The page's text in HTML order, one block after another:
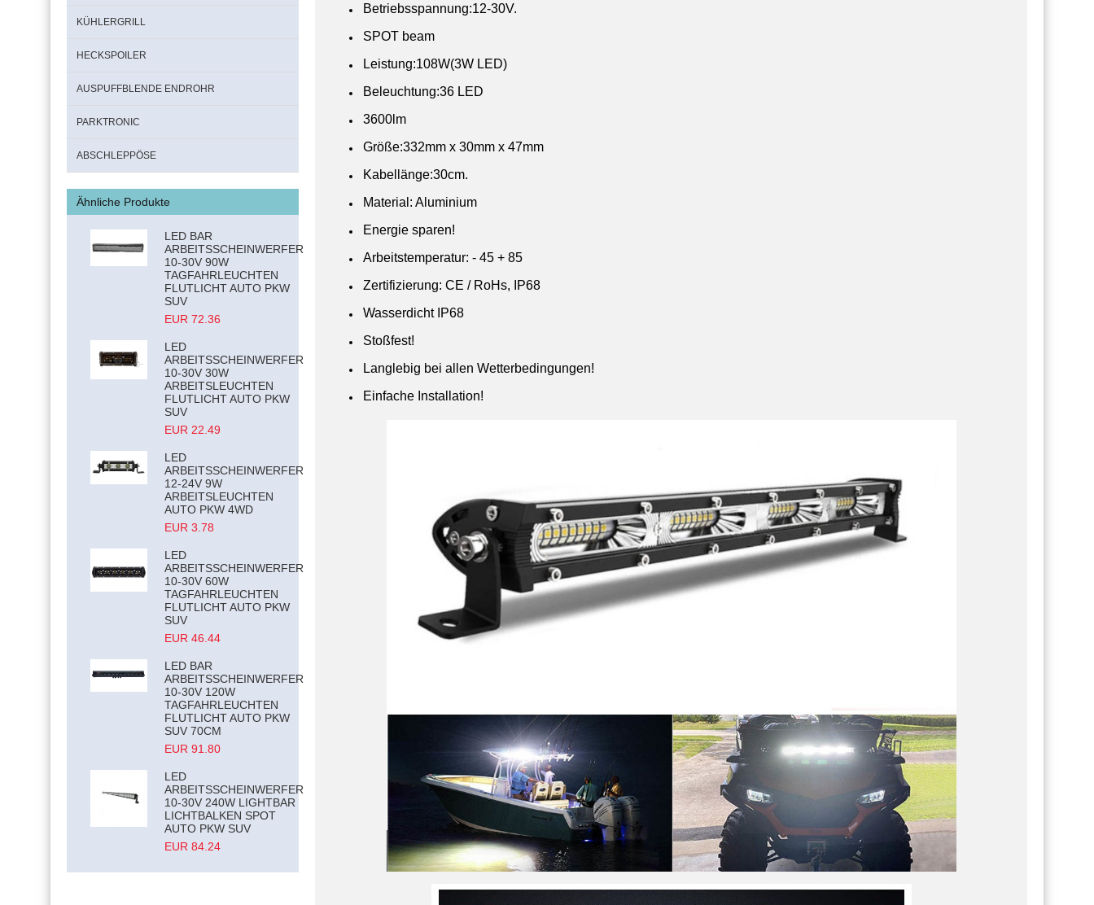
KÜHLERGRILL
HECKSPOILER
AUSPUFFBLENDE ENDROHR
PARKTRONIC
ABSCHLEPPÖSE
Ähnliche Produkte
LED BAR
ARBEITSSCHEINWERFER
10-30V 90W
TAGFAHRLEUCHTEN
FLUTLICHT AUTO PKW
SUV
EUR 72.36
LED
ARBEITSSCHEINWERFER
10-30V 30W
ARBEITSLEUCHTEN
FLUTLICHT AUTO PKW
SUV
EUR 22.49
LED
ARBEITSSCHEINWERFER
12-24V 9W
ARBEITSLEUCHTEN
AUTO PKW 4WD
EUR 3.78
LED
ARBEITSSCHEINWERFER
10-30V 60W
TAGFAHRLEUCHTEN
FLUTLICHT AUTO PKW
SUV
EUR 46.44
LED BAR
ARBEITSSCHEINWERFER
10-30V 120W
TAGFAHRLEUCHTEN
FLUTLICHT AUTO PKW
SUV 70CM
EUR 91.80
LED
ARBEITSSCHEINWERFER
10-30V 240W LIGHTBAR
LICHTBALKEN SPOT
AUTO PKW SUV
EUR 84.24
Betriebsspannung:12-30V.
SPOT beam
Leistung:108W(3W LED)
Beleuchtung:36 LED
3600lm
Größe:332mm x 30mm x 47mm
Kabellänge:30cm.
Material: Aluminium
Energie sparen!
Arbeitstemperatur: - 45 + 85
Zertifizierung: CE / RoHs, IP68
Wasserdicht IP68
Stoßfest!
Langlebig bei allen Wetterbedingungen!
Einfache Installation!